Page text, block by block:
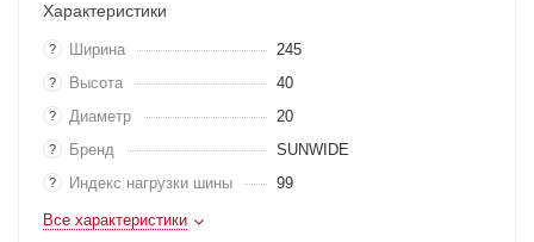
Характеристики
? Ширина 245
? Высота 40
? Диаметр 20
? Бренд SUNWIDE
? Индекс нагрузки шины 99
Все характеристики